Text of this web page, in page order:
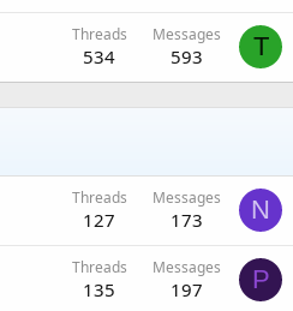
Threads
534
Messages
593 T
Threads
127
Messages
173 N
Threads
135
Messages
197 P